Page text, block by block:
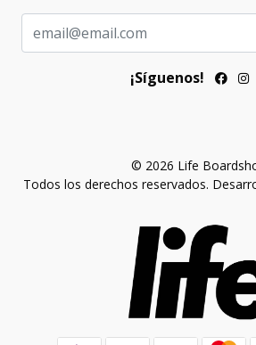
¡Síguenos!
© 2026 Life
Todos los derechos reservados.